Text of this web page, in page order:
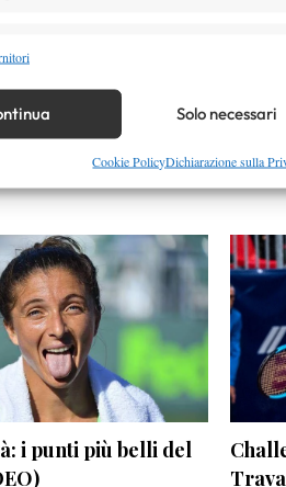
in base alle informazioni trasmesse
sicurezza, prevenire e rilevare frodi,
pubblicità e contenuto,
Solo necessari
Cookie PolicyDichiarazione sulla
i punti più belli del